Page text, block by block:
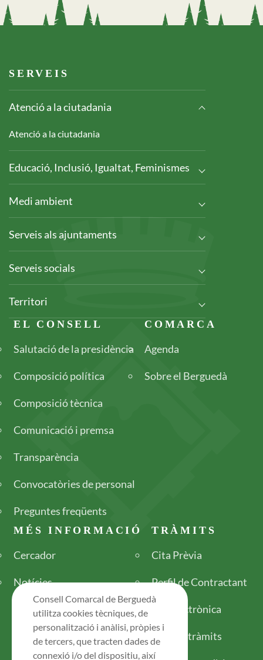
Footer serveis
SERVEIS
Atenció a la ciutadania
Atenció a la ciutadania
Educació, Inclusió, Igualtat, Feminismes
Medi ambient
Serveis als ajuntaments
Serveis socials
Territori
Footer
EL CONSELL
Salutació de la presidència
Composició política
Composició tècnica
Comunicació i premsa
Transparència
Convocatòries de personal
Preguntes freqüents
COMARCA
Agenda
Sobre el Berguedà
MÉS INFORMACIÓ
Cercador
Notícies
TRÀMITS
Cita Prèvia
Perfil de Contractant
Seu electrònica
Tots els tràmits
Consell Comarcal de Berguedà
utilitza cookies tècniques, de
personalització i anàlisi, pròpies i
de tercers, que tracten dades de
connexió i/o del dispositiu, així